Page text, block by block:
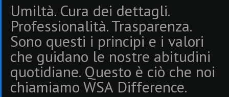
Umiltà. Cura dei dettagli.
Professionalità. Trasparenza.
Sono questi i principi e i valori
che guidano le nostre abitudini
quotidiane. Questo è ciò che noi
chiamiamo WSA Difference.